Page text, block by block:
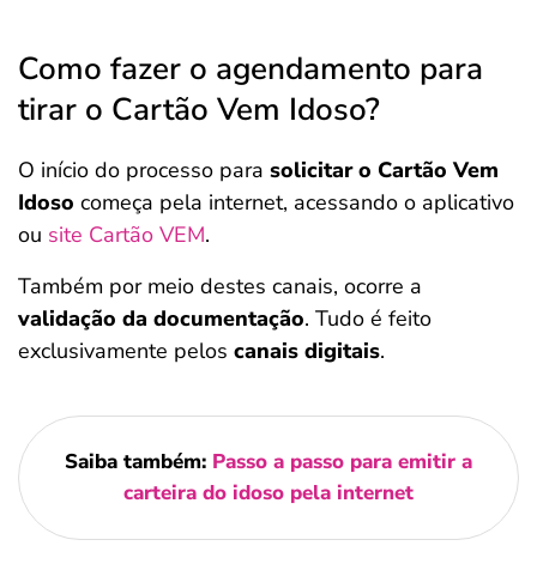
Como fazer o agendamento para
tirar o Cartão Vem Idoso?
O início do processo para solicitar o Cartão Vem
Idoso começa pela internet, acessando o aplicativo
ou site Cartão VEM.
Também por meio destes canais, ocorre a
validação da documentação. Tudo é feito
exclusivamente pelos canais digitais.
Saiba também: Passo a passo para emitir a
carteira do idoso pela internet